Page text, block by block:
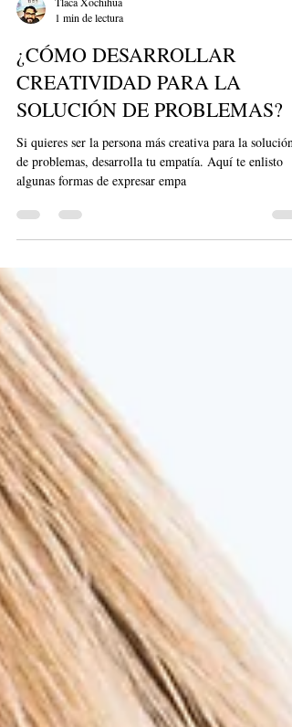
1 min de lectura
¿CÓMO DESARROLLAR
CREATIVIDAD PARA LA
SOLUCIÓN DE PROBLEMAS?
Si quieres ser la persona más creativa para la solución
algunas formas de expresar empa